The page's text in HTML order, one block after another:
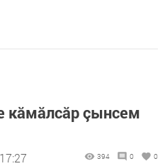
кăмăлсăр çынсем
394 0 0